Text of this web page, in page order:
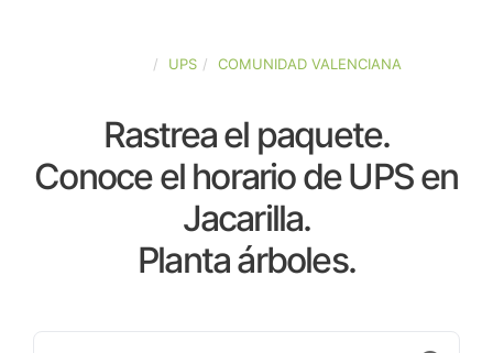
UPS COMUNIDAD VALENCIANA
Rastrea el paquete.
Conoce el horario de UPS en
Jacarilla.
Planta árboles.